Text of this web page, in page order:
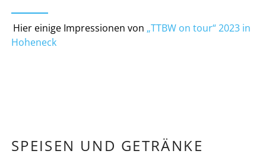
Hier einige Impressionen von „TTBW on tour“ 2023 in
Hoheneck
SPEISEN UND GETRÄNKE